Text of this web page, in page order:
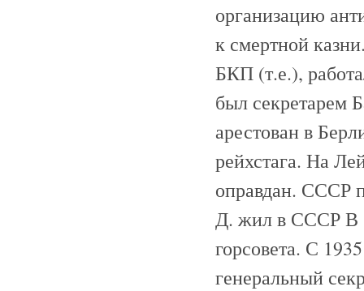
организацию
к смертной
БКП (т.е.),
был секретарем
арестован в
рейхстага. На
оправдан. СССР
Д. жил в СССР В
горсовета. С
генеральный